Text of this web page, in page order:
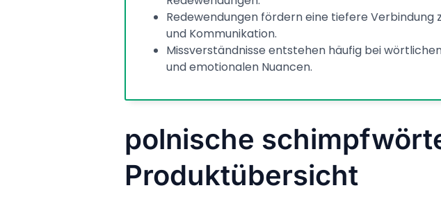
Redewendungen fördern eine tiefere Verbindung
und Kommunikation.
Missverständnisse entstehen häufig bei
und emotionalen Nuancen.
polnische
Produktübersicht